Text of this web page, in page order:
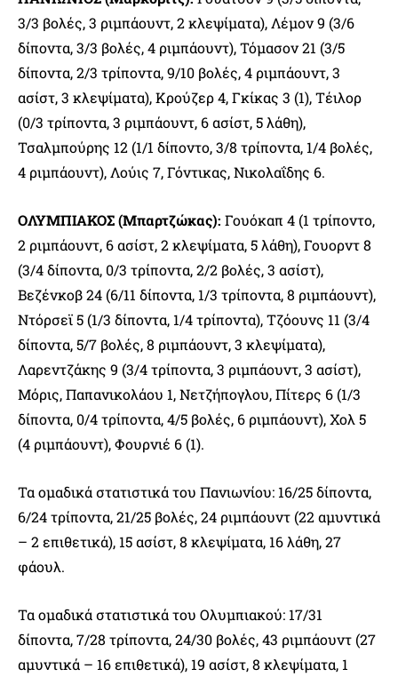
3/3 βολές, 3 ριμπάουντ, 2 κλεψίματα), Λέμον 9 (3/6
δίποντα, 3/3 βολές, 4 ριμπάουντ), Τόμασον 21 (3/5
δίποντα, 2/3 τρίποντα, 9/10 βολές, 4 ριμπάουντ, 3
ασίστ, 3 κλεψίματα), Κρούζερ 4, Γκίκας 3 (1), Τέιλορ
(0/3 τρίποντα, 3 ριμπάουντ, 6 ασίστ, 5 λάθη),
Τσαλμπούρης 12 (1/1 δίποντο, 3/8 τρίποντα, 1/4 βολές,
4 ριμπάουντ), Λούις 7, Γόντικας, Νικολαΐδης 6.
ΟΛΥΜΠΙΑΚΟΣ (Μπαρτζώκας): Γουόκαπ 4 (1 τρίποντο,
2 ριμπάουντ, 6 ασίστ, 2 κλεψίματα, 5 λάθη), Γουορντ 8
(3/4 δίποντα, 0/3 τρίποντα, 2/2 βολές, 3 ασίστ),
Βεζένκοβ 24 (6/11 δίποντα, 1/3 τρίποντα, 8 ριμπάουντ),
Ντόρσεϊ 5 (1/3 δίποντα, 1/4 τρίποντα), Τζόουνς 11 (3/4
δίποντα, 5/7 βολές, 8 ριμπάουντ, 3 κλεψίματα),
Λαρεντζάκης 9 (3/4 τρίποντα, 3 ριμπάουντ, 3 ασίστ),
Μόρις, Παπανικολάου 1, Νετζήπογλου, Πίτερς 6 (1/3
δίποντα, 0/4 τρίποντα, 4/5 βολές, 6 ριμπάουντ), Χολ 5
(4 ριμπάουντ), Φουρνιέ 6 (1).
Τα ομαδικά στατιστικά του Πανιωνίου: 16/25 δίποντα,
6/24 τρίποντα, 21/25 βολές, 24 ριμπάουντ (22 αμυντικά
– 2 επιθετικά), 15 ασίστ, 8 κλεψίματα, 16 λάθη, 27
φάουλ.
Τα ομαδικά στατιστικά του Ολυμπιακού: 17/31
δίποντα, 7/28 τρίποντα, 24/30 βολές, 43 ριμπάουντ (27
αμυντικά – 16 επιθετικά), 19 ασίστ, 8 κλεψίματα, 1